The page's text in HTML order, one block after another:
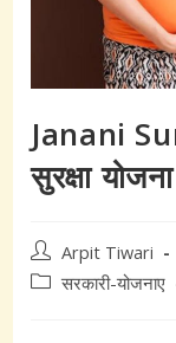
Janani
सुरक्षा
Post
author:
Arpit Tiwari
Postसरकारी-योजनाए